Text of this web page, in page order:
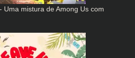
Uma mistura de Among Us com